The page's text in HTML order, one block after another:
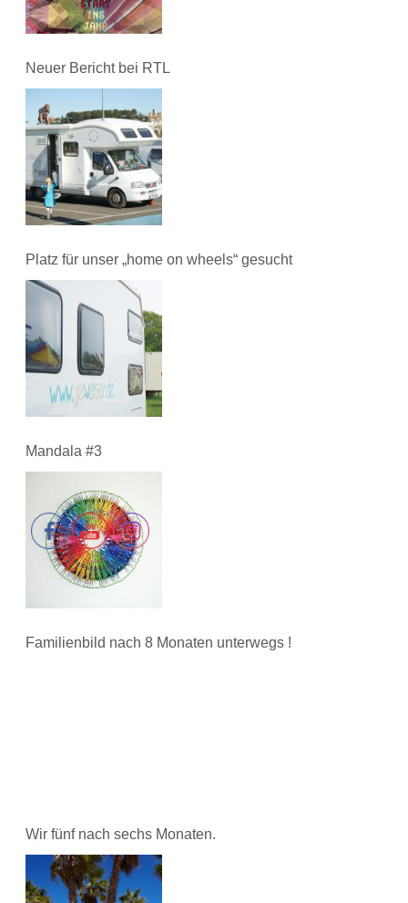
Neuer Bericht bei RTL
Platz für unser „home on wheels“ gesucht
Mandala #3
Familienbild nach 8 Monaten unterwegs !
Wir fünf nach sechs Monaten.